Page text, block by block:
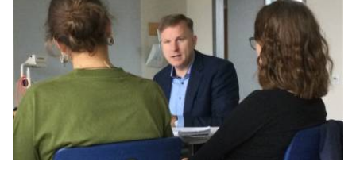
ZIELE
Redebeiträge
Anträge CDU
Kleine Anfragen
CDU Deutschland
CDU Fraktion im Brandenburger Landtag
CDU Brandenburg